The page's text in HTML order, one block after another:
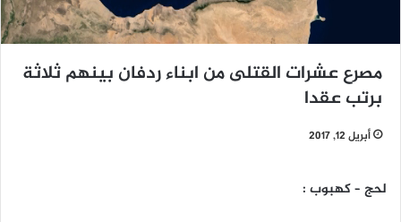
مصرع عشرات القتلى من ابناء ردفان بينهم ثلاثة
برتب عقدا
أبريل 12, 2017
لحج – كهبوب :